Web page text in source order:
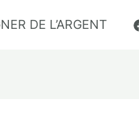
DE L’ARGENT